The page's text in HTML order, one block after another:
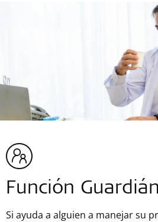
Función Guardián
Si ayuda a alguien a manejar su